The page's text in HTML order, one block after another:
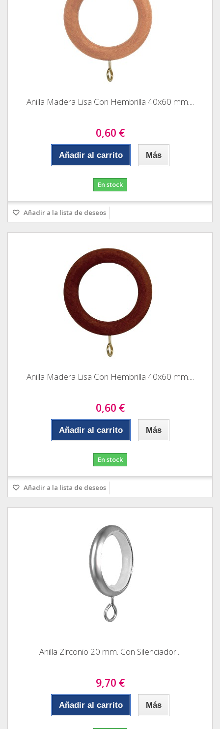
Anilla Madera Lisa Con Hembrilla 40x60 mm....
0,60 €
Añadir al carrito Más
En stock
Añadir a la lista de deseos
Anilla Madera Lisa Con Hembrilla 40x60 mm....
0,60 €
Añadir al carrito Más
En stock
Añadir a la lista de deseos
Anilla Zirconio 20 mm. Con Silenciador...
9,70 €
Añadir al carrito Más